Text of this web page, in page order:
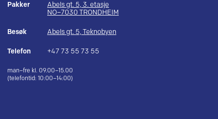
Pakker
Abels gt. 5, 3. etasje
NO–7030 TRONDHEIM
Besøk Abels gt. 5, Teknobyen
Telefon +47 73 55 73 55
man–fre kl. 09.00–15.00
(telefontid: 10:00–14:00)